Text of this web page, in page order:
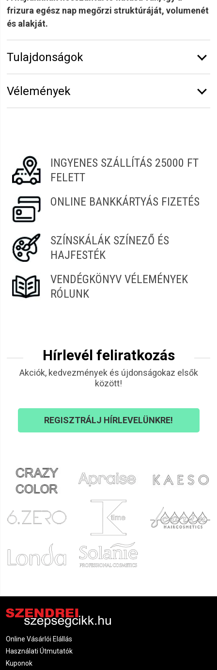
frizura egész nap megőrzi struktúráját, volumenét
és alakját.
Tulajdonságok
Kiszerelés:
Erősség:
Erős
Vélemények
INGYENES SZÁLLÍTÁS 25000 FT
FELETT
ONLINE BANKKÁRTYÁS FIZETÉS
SZÍNSKÁLÁK SZÍNEZŐ ÉS
HAJFESTÉK
VENDÉGKÖNYV VÉLEMÉNYEK
RÓLUNK
Hírlevél feliratkozás
Akciók, kedvezmények és újdonságokaz elsők
között!
REGISZTRÁLJ HÍRLEVELÜNKRE!
Online Vásárlói Elállás
Használati Útmutatók
Kuponok